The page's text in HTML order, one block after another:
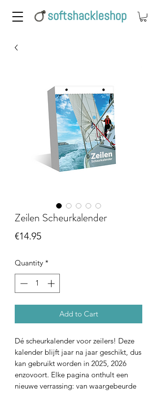
Zeilen Scheurkalender
€14.95Price
Quantity *
Add to Cart
Dé scheurkalender voor zeilers! Deze
kalender blijft jaar na jaar geschikt, dus
kan gebruikt worden in 2025, 2026
enzovoort. Elke pagina onthult een
nieuwe verrassing: van waargebeurde